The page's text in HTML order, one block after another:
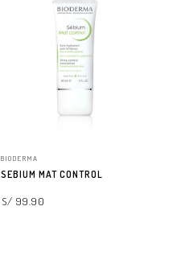
BIODERMA
SEBIUM MAT CONTROL
S/ 99.90